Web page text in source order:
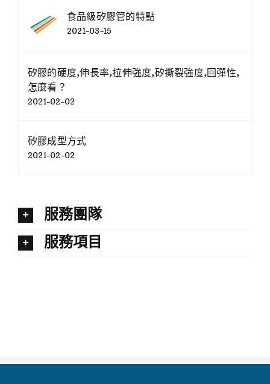
食品級矽膠管的特點
2021-03-15
矽膠的硬度,伸長率,拉伸強度,矽撕裂強度,回彈性,
怎麼看？
2021-02-02
矽膠成型方式
2021-02-02
服務團隊
服務項目